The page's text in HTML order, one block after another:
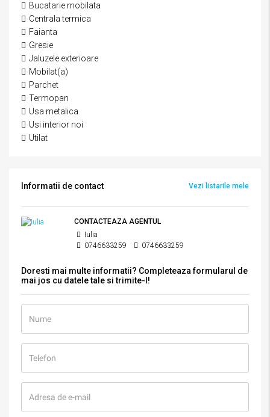
Bucatarie mobilata
Centrala termica
Faianta
Gresie
Jaluzele exterioare
Mobilat(a)
Parchet
Termopan
Usa metalica
Usi interior noi
Utilat
Informatii de contact Vezi listarile mele
CONTACTEAZA AGENTUL
Iulia
0746633259
0746633259
Doresti mai multe informatii? Completeaza formularul de
mai jos cu datele tale si trimite-l!